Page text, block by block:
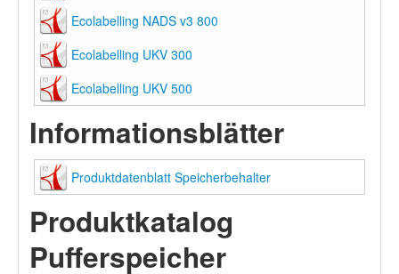
Ecolabelling NADS v3 800
Ecolabelling UKV 300
Ecolabelling UKV 500
Informationsblätter
Produktdatenblatt Speicherbehalter
Produktkatalog
Pufferspeicher